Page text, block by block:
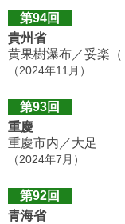
第94回
貴州省
黄果樹瀑布／妥楽
（2024年11月）
第93回
重慶
重慶市内／大足
（2024年7月）
第92回
青海省